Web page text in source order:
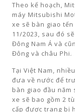
Theo kế hoạch,
máy Mitsubishi
xe sẽ bàn giao
11/2023, sau đó
Đông Nam Á và
Đông và châu Phi.
Tại Việt Nam,
đưa về nước để
bàn giao đầu
xe sẽ bao gồm 2
cấp được trang bị